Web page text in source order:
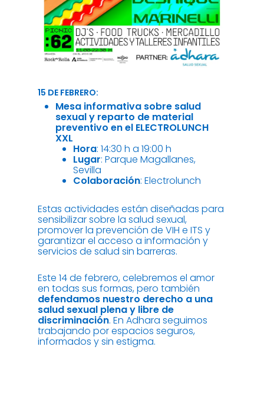
15 DE FEBRERO:
Mesa informativa sobre salud
sexual y reparto de material
preventivo en el ELECTROLUNCH
XXL
Hora: 14:30 h a 19:00 h
Lugar: Parque Magallanes,
Sevilla
Colaboración: Electrolunch
Estas actividades están diseñadas para
sensibilizar sobre la salud sexual,
promover la prevención de VIH e ITS y
garantizar el acceso a información y
servicios de salud sin barreras.
Este 14 de febrero, celebremos el amor
en todas sus formas, pero también
defendamos nuestro derecho a una
salud sexual plena y libre de
discriminación. En Adhara seguimos
trabajando por espacios seguros,
informados y sin estigma.